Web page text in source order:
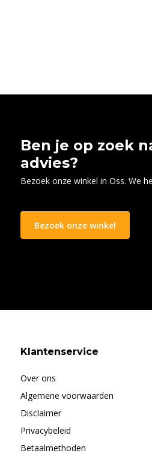
Ben je op zoek
advies?
Bezoek onze winkel in Oss. We
Bezoek onze winkel
Klantenservice
Over ons
Algemene voorwaarden
Disclaimer
Privacybeleid
Betaalmethoden